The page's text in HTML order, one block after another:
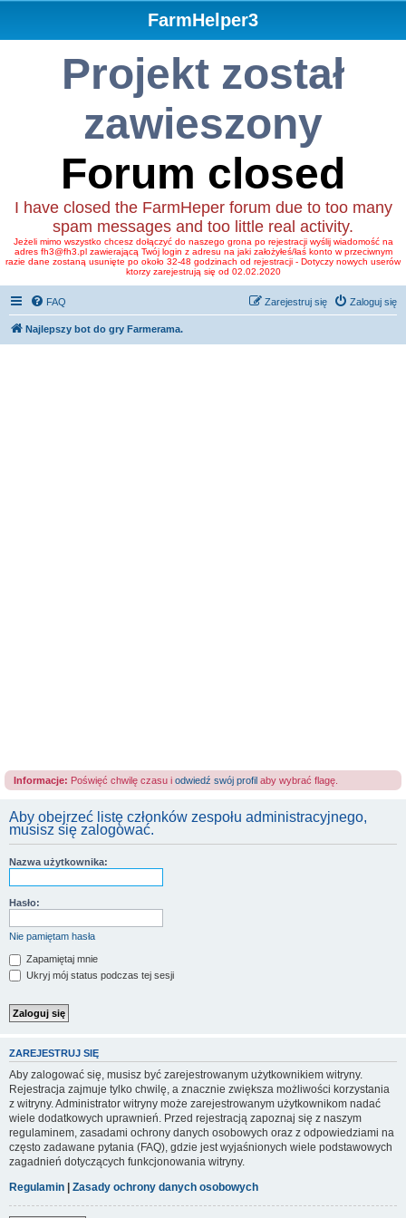
FarmHelper3
Projekt został
zawieszony
Forum closed
I have closed the FarmHeper forum due to too many
spam messages and too little real activity.
Jeżeli mimo wszystko chcesz dołączyć do naszego grona po rejestracji wyślij wiadomość na
adres fh3@fh3.pl zawierającą Twój login z adresu na jaki założyłeś/łaś konto w przeciwnym
razie dane zostaną usunięte po około 32-48 godzinach od rejestracji - Dotyczy nowych userów
ktorzy zarejestrują się od 02.02.2020
FAQ Zaloguj się
Zarejestruj się
Najlepszy bot do gry Farmerama.
Informacje: Poświęć chwilę czasu i odwiedź swój profil aby wybrać flagę.
Aby obejrzeć listę członków zespołu administracyjnego,
musisz się zalogować.
Nazwa użytkownika:
Hasło:
Nie pamiętam hasła
Zapamiętaj mnie
Ukryj mój status podczas tej sesji
ZAREJESTRUJ SIĘ
Aby zalogować się, musisz być zarejestrowanym użytkownikiem witryny.
Rejestracja zajmuje tylko chwilę, a znacznie zwiększa możliwości korzystania
z witryny. Administrator witryny może zarejestrowanym użytkownikom nadać
wiele dodatkowych uprawnień. Przed rejestracją zapoznaj się z naszym
regulaminem, zasadami ochrony danych osobowych oraz z odpowiedziami na
często zadawane pytania (FAQ), gdzie jest wyjaśnionych wiele podstawowych
zagadnień dotyczących funkcjonowania witryny.
Regulamin | Zasady ochrony danych osobowych